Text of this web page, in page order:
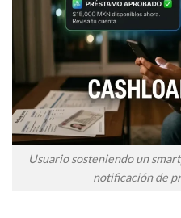
Usuario sosteniendo un
notificación de